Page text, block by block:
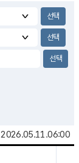
2026.05.11.06:00